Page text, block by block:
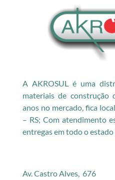
A AKROSUL é uma
materiais de
anos no mercado, fica
– RS; Com atendimento
entregas em todo o
Av. Castro Alves, 676